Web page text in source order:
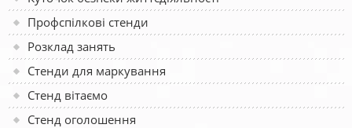
Профспілкові стенди
Розклад занять
Стенди для маркування
Стенд вітаємо
Стенд оголошення